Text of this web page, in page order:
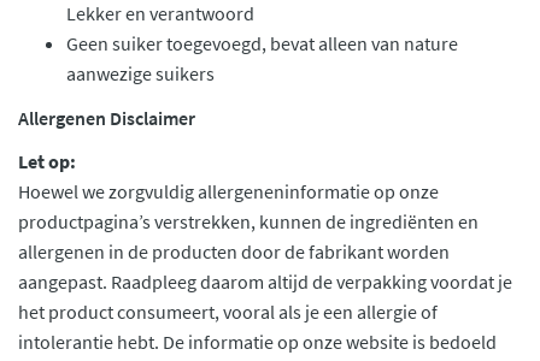
Lekker en verantwoord
Geen suiker toegevoegd, bevat alleen van nature
aanwezige suikers
Allergenen Disclaimer
Let op:
Hoewel we zorgvuldig allergeneninformatie op onze
productpagina’s verstrekken, kunnen de ingrediënten en
allergenen in de producten door de fabrikant worden
aangepast. Raadpleeg daarom altijd de verpakking voordat je
het product consumeert, vooral als je een allergie of
intolerantie hebt. De informatie op onze website is bedoeld